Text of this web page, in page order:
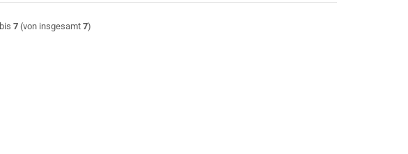
bis7 (von insgesamt7)